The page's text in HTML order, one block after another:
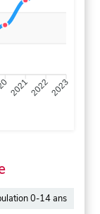
202120222023
0-14 ans